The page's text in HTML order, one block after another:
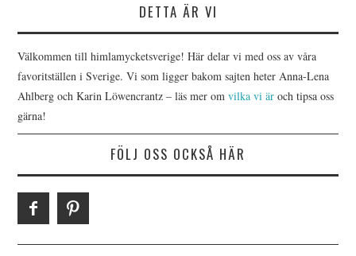
DETTA ÄR VI
Välkommen till himlamycketsverige! Här delar vi med oss av våra
favoritställen i Sverige. Vi som ligger bakom sajten heter Anna-Lena
Ahlberg och Karin Löwencrantz – läs mer omvilka vi är och tipsa oss
gärna!
FÖLJ OSS OCKSÅ HÄR